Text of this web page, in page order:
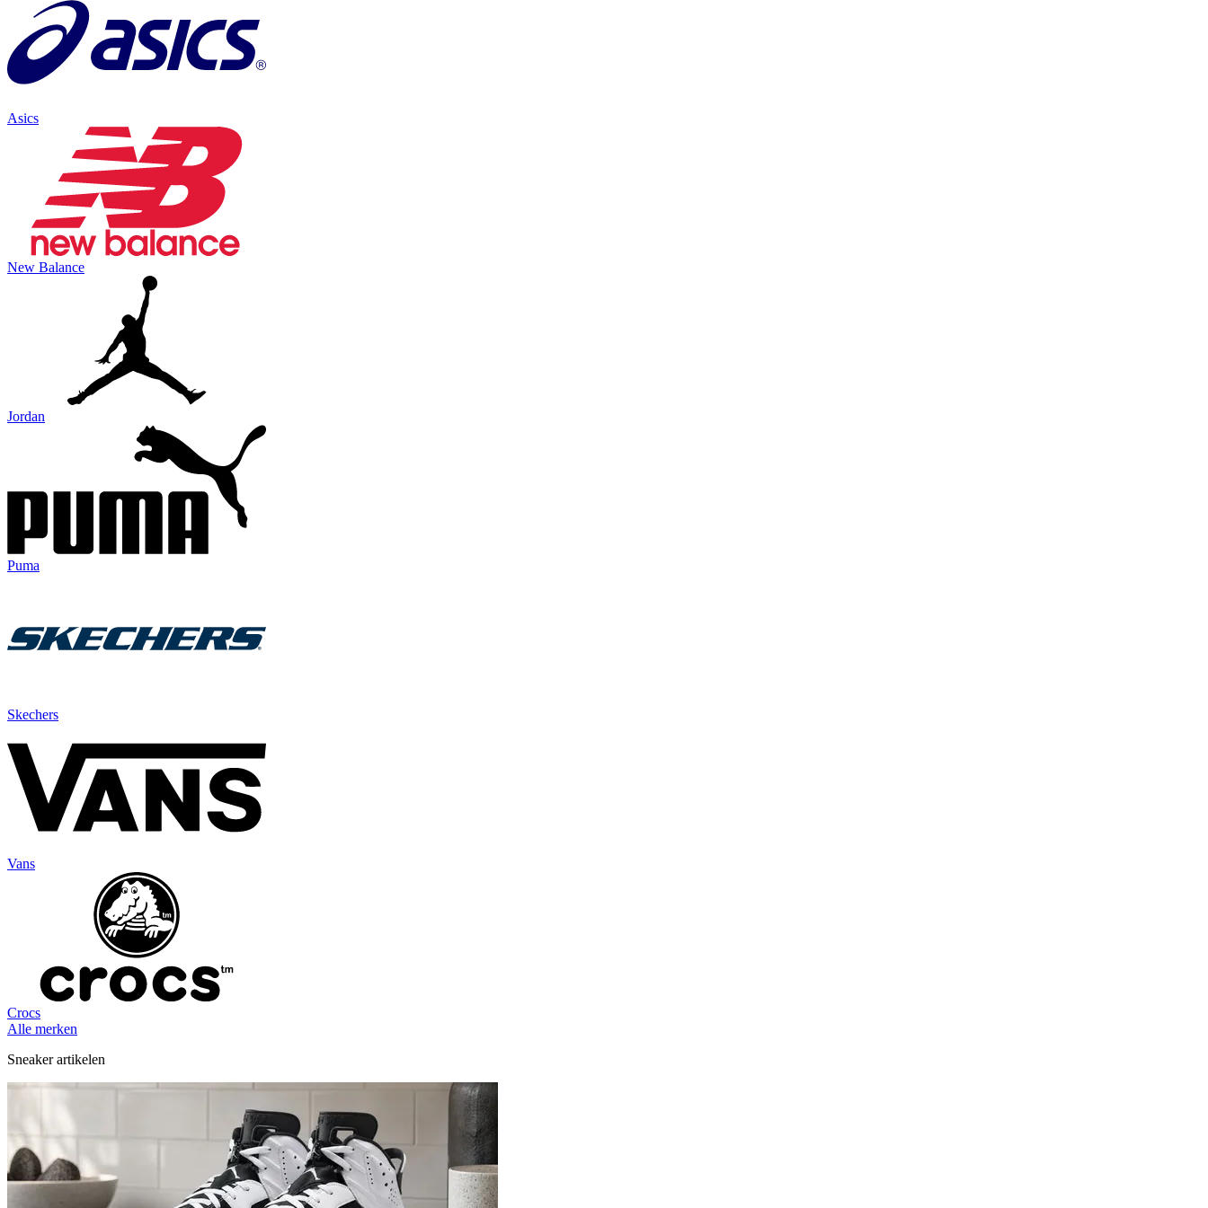
Asics
New Balance
Jordan
Puma
Skechers
Vans
Crocs
Alle merken
Sneaker artikelen